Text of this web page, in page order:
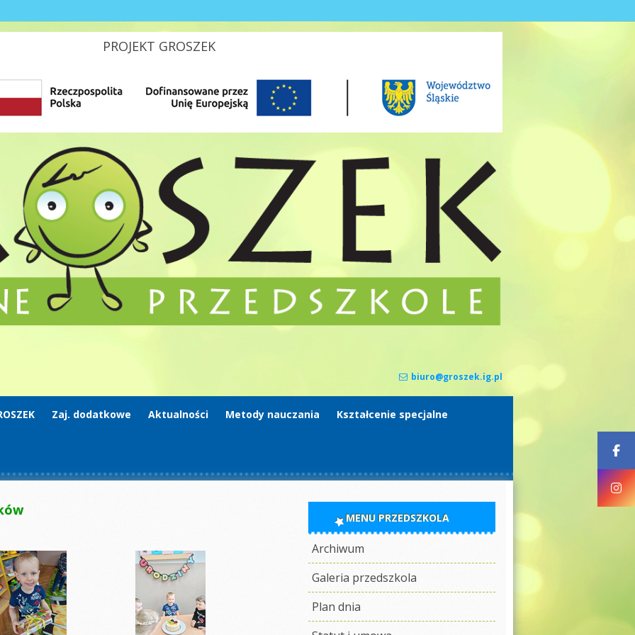
PROJEKT GROSZEK
biuro@groszek.ig.pl
Zaj. dodatkowe Aktualności Metody nauczania Kształcenie specjalne
MENU PRZEDSZKOLA
Archiwum
Galeria przedszkola
Plan dnia